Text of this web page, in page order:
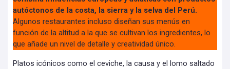
autóctonos de la costa, la sierra y la selva del Perú.
Algunos restaurantes incluso diseñan sus menús en
función de la altitud a la que se cultivan los ingredientes, lo
que añade un nivel de detalle y creatividad único.
Platos icónicos como el ceviche, la causa y el lomo saltado